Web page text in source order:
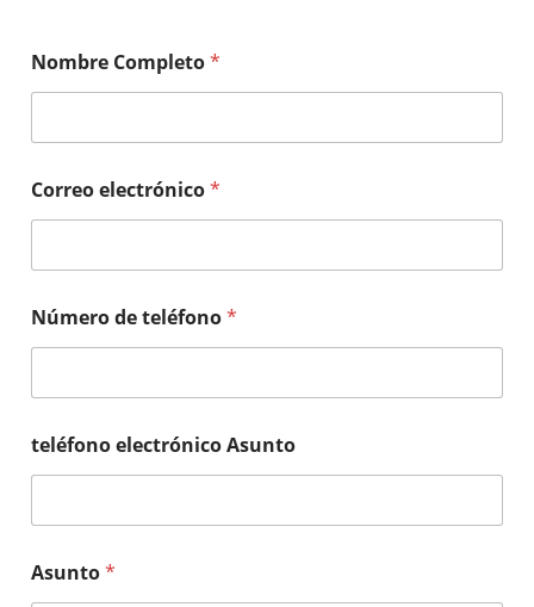
Nombre Completo*
Correo electrónico*
Número de teléfono*
teléfono electrónico Asunto
Asunto*